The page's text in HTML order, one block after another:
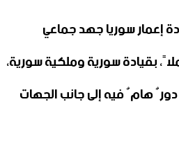
إعمار سوريا جهد جماعي
بقيادة سورية وملكية سورية،
هامٌ فيه إلى جانب الجهات